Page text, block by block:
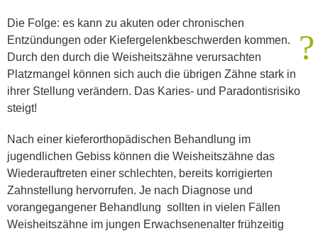
?
Die Folge: es kann zu akuten oder chronischen
Entzündungen oder Kiefergelenkbeschwerden kommen.
Durch den durch die Weisheitszähne verursachten
Platzmangel können sich auch die übrigen Zähne stark in
ihrer Stellung verändern. Das Karies- und Paradontisrisiko
steigt!
Nach einer kieferorthopädischen Behandlung im
jugendlichen Gebiss können die Weisheitszähne das
Wiederauftreten einer schlechten, bereits korrigierten
Zahnstellung hervorrufen. Je nach Diagnose und
vorangegangener Behandlung sollten in vielen Fällen
Weisheitszähne im jungen Erwachsenenalter frühzeitig